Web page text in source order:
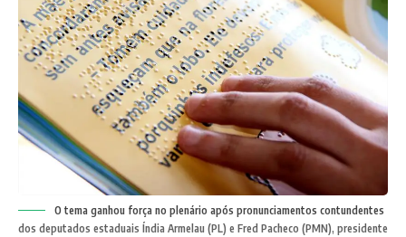
O tema ganhou força no plenário após pronunciamentos contundentes
dos deputados estaduais Índia Armelau (PL) e Fred Pacheco (PMN), presidente